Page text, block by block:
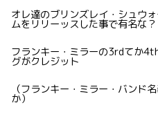
オレ達のブリンズレイ・シュウ
ムをリリーッスした事で有名な？
フランキー・ミラーの3rdてか
グがクレジット
（フランキー・ミラー・バンド
か）